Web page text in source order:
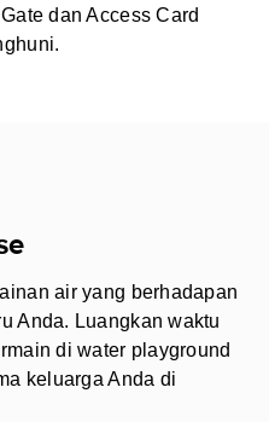
dan Access Card
air yang berhadapan
Anda. Luangkan waktu
di water playground
keluarga Anda di